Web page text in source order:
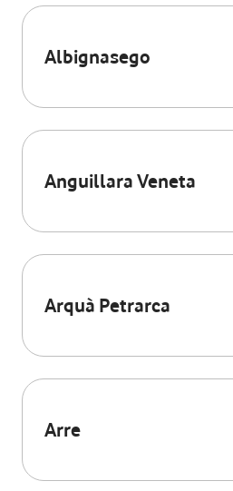
Albignasego
Anguillara Veneta
Arquà Petrarca
Arre